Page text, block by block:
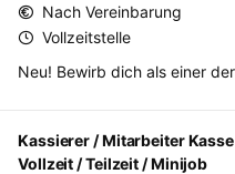
Nach Vereinbarung
Vollzeitstelle
Neu! Bewirb dich als einer
Kassierer / Mitarbeiter
Vollzeit / Teilzeit / Minijob